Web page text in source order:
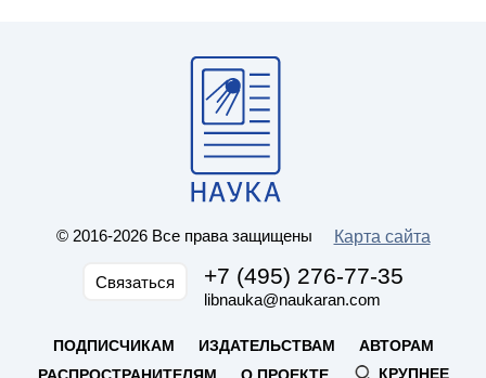
© 2016-2026 Все права защищены Карта сайта
Связаться +7 (495) 276-77-35
libnauka@naukaran.com
ПОДПИСЧИКАМ ИЗДАТЕЛЬСТВАМ
АВТОРАМ
КРУПНЕЕ